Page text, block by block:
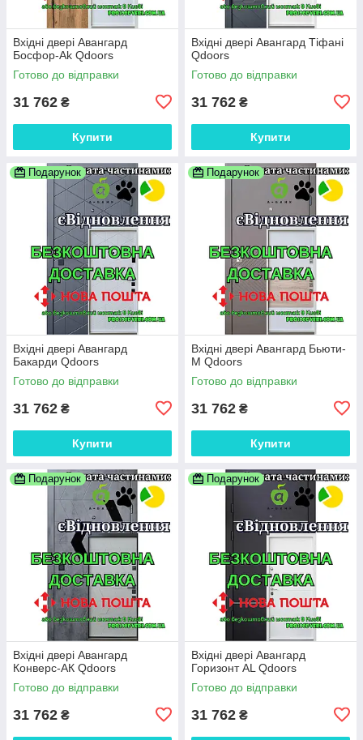
Вхідні двері Авангард
Босфор-Аk Qdoors
Готово до відправки
31 762 ₴
Купити
Вхідні двері Авангард Тіфані
Qdoors
Готово до відправки
31 762 ₴
Купити
Подарунок
Вхідні двері Авангард
Бакарди Qdoors
Готово до відправки
31 762 ₴
Купити
Подарунок
Вхідні двері Авангард Бьюти-
М Qdoors
Готово до відправки
31 762 ₴
Купити
Подарунок
Вхідні двері Авангард
Конверс-АК Qdoors
Готово до відправки
31 762 ₴
Подарунок
Вхідні двері Авангард
Горизонт AL Qdoors
Готово до відправки
31 762 ₴